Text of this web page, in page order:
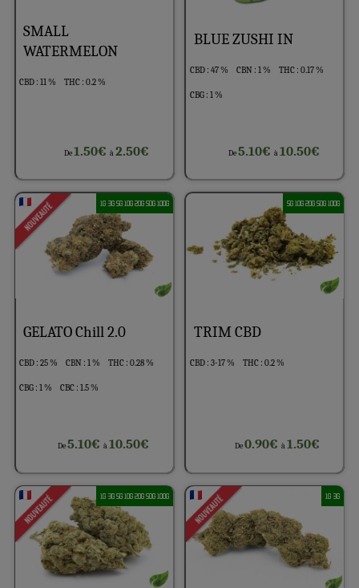
SMALL
WATERMELON
CBD : 11 % THC : 0.2 %
De1.50€à2.50€
BLUE ZUSHI IN
CBD : 47 % CBN : 1 % THC : 0.17 %
CBG : 1 %
De5.10€ à10.50€
1G 3G 5G 10G 20G 50G 100G
GELATO Chill 2.0
CBD : 25 % CBN : 1 % THC : 0.28 %
CBG : 1 % CBC : 1.5 %
De5.10€à10.50€
5G 10G 20G 50G 100G
TRIM CBD
CBD : 3-17 % THC : 0.2 %
De0.90€ à1.50€
1G 3G 5G 10G 20G 50G 100G 1G 3G